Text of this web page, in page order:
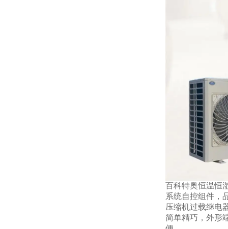
百科特奥恒温恒
系统自控组件，
压缩机过载继电
简单精巧，外形